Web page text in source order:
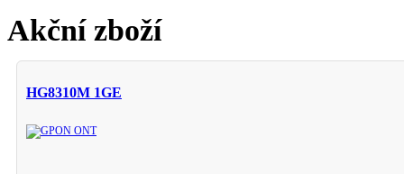
Akční zboží
HG8310M 1GE